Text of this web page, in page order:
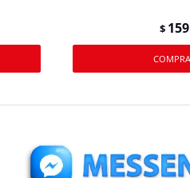
$ 159